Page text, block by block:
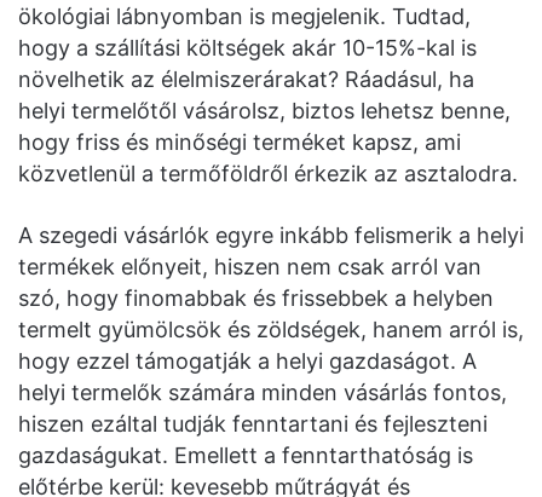
ökológiai lábnyomban is megjelenik. Tudtad,
hogy a szállítási költségek akár 10-15%-kal is
növelhetik az élelmiszerárakat? Ráadásul, ha
helyi termelőtől vásárolsz, biztos lehetsz benne,
hogy friss és minőségi terméket kapsz, ami
közvetlenül a termőföldről érkezik az asztalodra.
A szegedi vásárlók egyre inkább felismerik a helyi
termékek előnyeit, hiszen nem csak arról van
szó, hogy finomabbak és frissebbek a helyben
termelt gyümölcsök és zöldségek, hanem arról is,
hogy ezzel támogatják a helyi gazdaságot. A
helyi termelők számára minden vásárlás fontos,
hiszen ezáltal tudják fenntartani és fejleszteni
gazdaságukat. Emellett a fenntarthatóság is
előtérbe kerül: kevesebb műtrágyát és